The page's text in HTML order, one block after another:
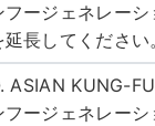
フージェネレー
延長してください
ASIAN KUNG-
フージェネレー